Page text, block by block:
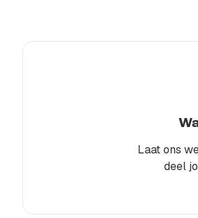
Laat ons
deel